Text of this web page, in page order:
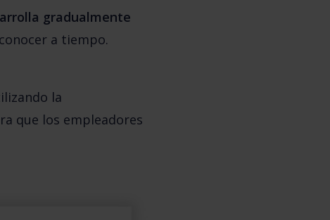
gradualmente
a tiempo.
la
que los empleadores